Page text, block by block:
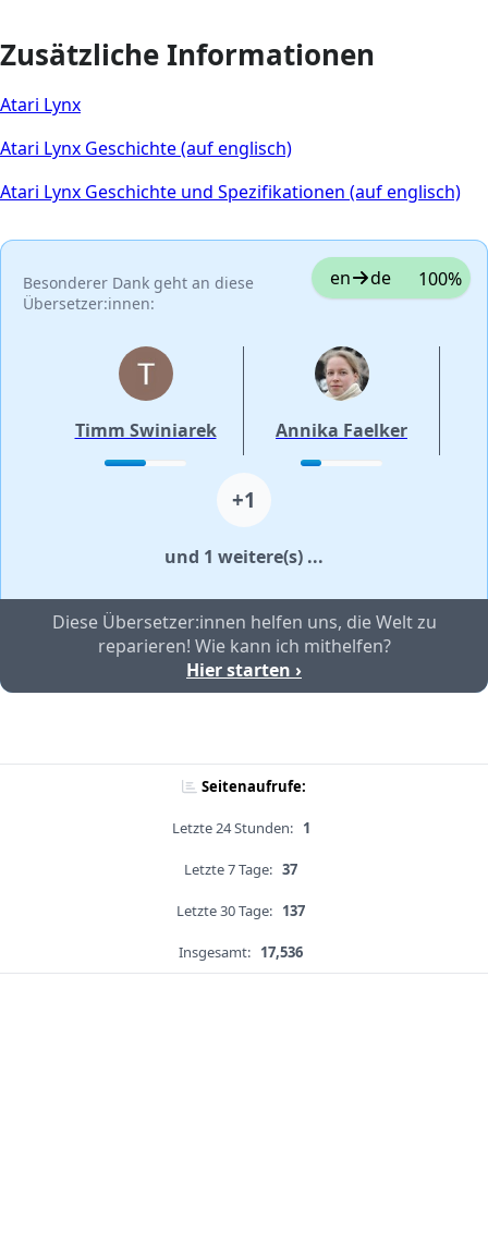
Zusätzliche Informationen
Atari Lynx
Atari Lynx Geschichte (auf englisch)
Atari Lynx Geschichte und Spezifikationen (auf englisch)
Besonderer Dank geht an diese
Übersetzer:innen:
en de 100%
Timm Swiniarek Annika Faelker
+1
und 1 weitere(s) ...
Diese Übersetzer:innen helfen uns, die Welt zu
reparieren! Wie kann ich mithelfen?
Hier starten ›
Seitenaufrufe:
Letzte 24 Stunden: 1
Letzte 7 Tage: 37
Letzte 30 Tage: 137
Insgesamt: 17,536